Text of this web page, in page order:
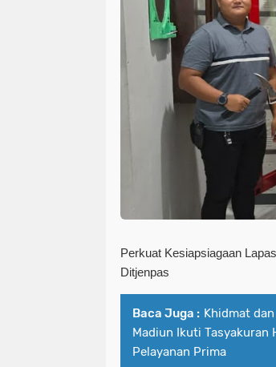
Perkuat Kesiapsiagaan
Ditjenpas
Baca Juga : Khidmat
Madiun Ikuti Tasyakuran
Pelayanan Prima